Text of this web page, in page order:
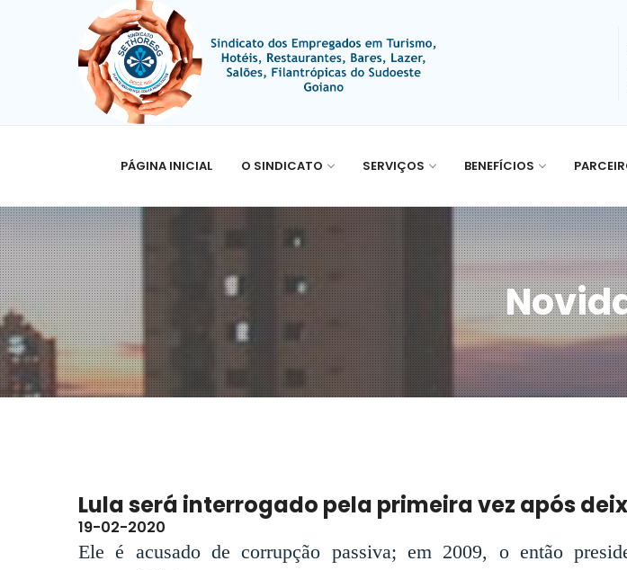
PÁGINA INICIAL O SINDICATO SERVIÇOS BENEFÍCIOS
Lula será interrogado pela primeira vez após
19-02-2020
Ele é acusado de corrupção passiva; em 2009, o então